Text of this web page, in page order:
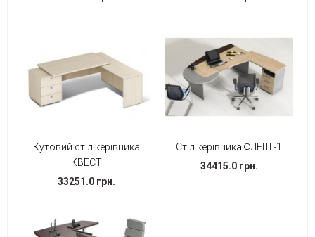
Кутовий стіл керівника
КВЕСТ
33251.0 грн.
Стіл керівника ФЛЕШ -1
34415.0 грн.